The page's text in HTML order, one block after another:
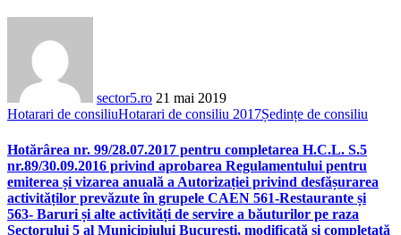
sector5.ro 21 mai 2019
Hotarari de consiliuHotarari de consiliu 2017Ședințe de consiliu
Hotărârea nr. 99/28.07.2017 pentru completarea H.C.L. S.5
nr.89/30.09.2016 privind aprobarea Regulamentului pentru
emiterea și vizarea anuală a Autorizației privind desfășurarea
activităților prevăzute în grupele CAEN 561-Restaurante și
563- Baruri și alte activități de servire a băuturilor pe raza
Sectorului 5 al Municipiului București, modificată și completată